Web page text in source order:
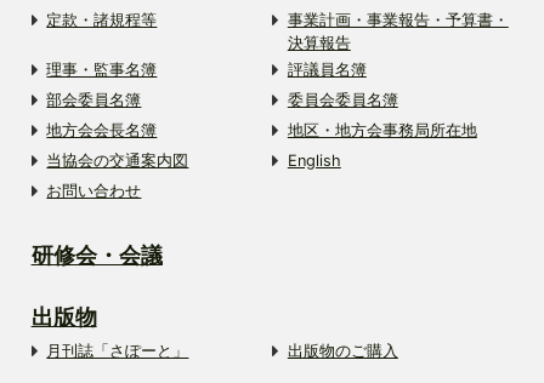
定款・諸規程等
事業計画・事業報告・予算書・
決算報告
理事・監事名簿
評議員名簿
部会委員名簿
委員会委員名簿
地方会会長名簿
地区・地方会事務局所在地
当協会の交通案内図
English
お問い合わせ
研修会・会議
出版物
月刊誌「さぽーと」 出版物のご購入